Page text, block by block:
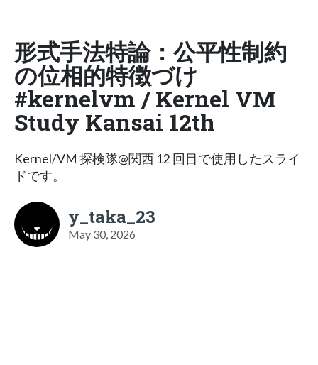
形式手法特論：公平性制約
の位相的特徴づけ
#kernelvm / Kernel VM
Study Kansai 12th
Kernel/VM 探検隊@関西 12 回目で使用したスライ
ドです。
y_taka_23
May 30, 2026